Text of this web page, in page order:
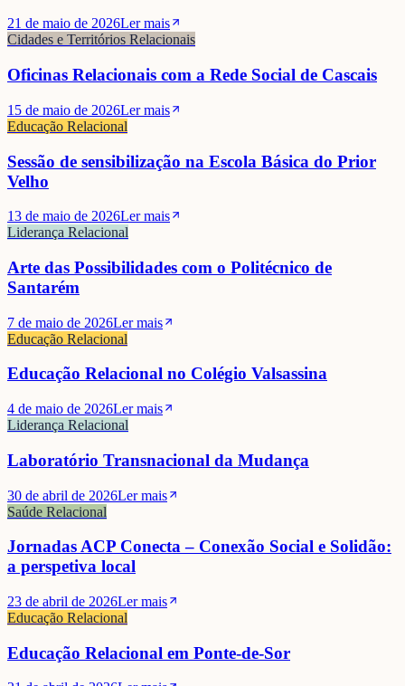
21 de maio de 2026Ler mais
Cidades e Territórios Relacionais
Oficinas Relacionais com a Rede Social de Cascais
15 de maio de 2026Ler mais
Educação Relacional
Sessão de sensibilização na Escola Básica do Prior
Velho
13 de maio de 2026Ler mais
Liderança Relacional
Arte das Possibilidades com o Politécnico de
Santarém
7 de maio de 2026Ler mais
Educação Relacional
Educação Relacional no Colégio Valsassina
4 de maio de 2026Ler mais
Liderança Relacional
Laboratório Transnacional da Mudança
30 de abril de 2026Ler mais
Saúde Relacional
Jornadas ACP Conecta – Conexão Social e Solidão:
a perspetiva local
23 de abril de 2026Ler mais
Educação Relacional
Educação Relacional em Ponte-de-Sor